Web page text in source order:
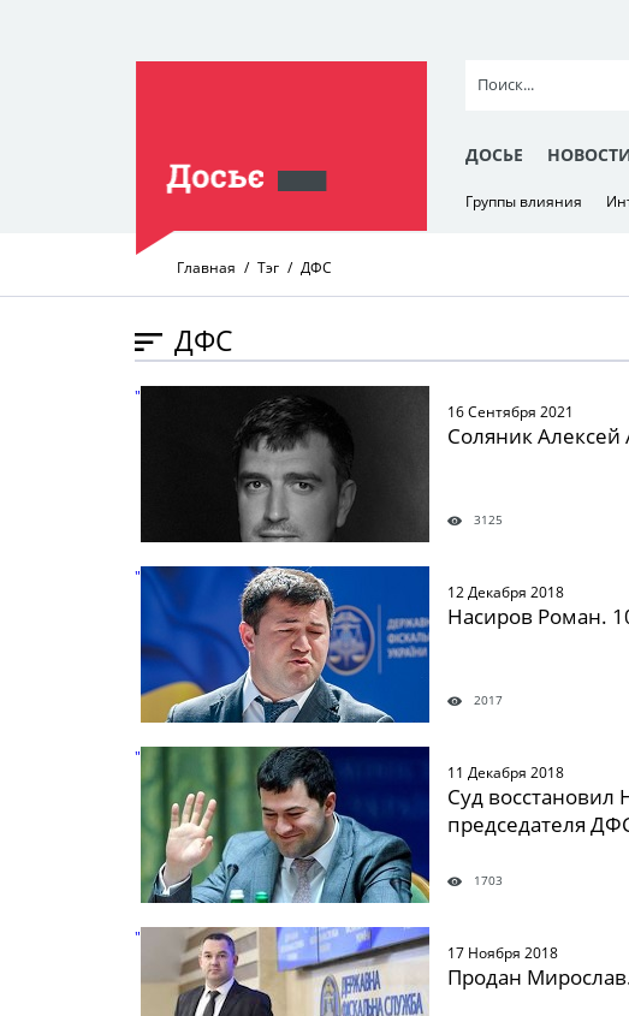
ДОСЬЕ
Группы влияния
Главная Тэг ДФС
ДФС
" />
16 Сентября 2021
Соляник
3125
" />
12 Декабря 2018
Насиров Роман.
2017
" />
11 Декабря 2018
Суд восстановил
председателя
1703
" />
17 Ноября 2018
Продан